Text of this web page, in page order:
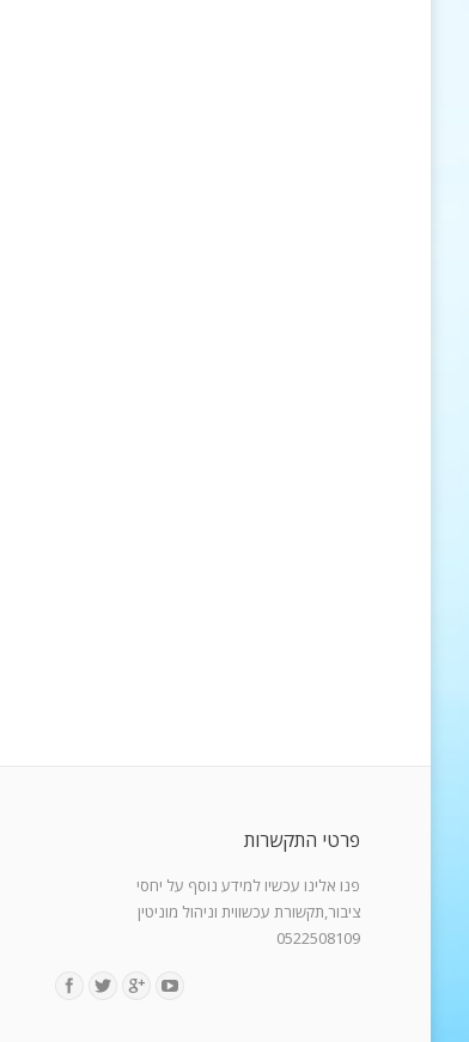
פרטי התקשרות
פנו אלינו עכשיו למידע נוסף על יחסי
ציבור,תקשורת עכשווית וניהול מוניטין
0522508109